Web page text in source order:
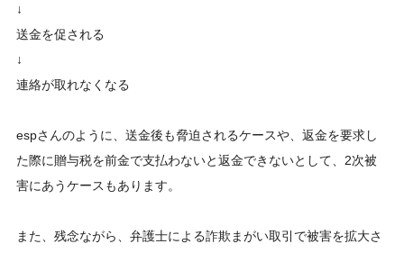
↓
送金を促される
↓
連絡が取れなくなる
espさんのように、送金後も脅迫されるケースや、返金を要求し
た際に贈与税を前金で支払わないと返金できないとして、2次被
害にあうケースもあります。
また、残念ながら、弁護士による詐欺まがい取引で被害を拡大さ